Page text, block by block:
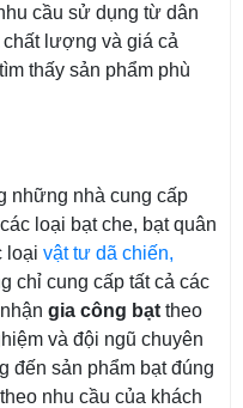
cầu sử dụng từ dân
lượng và giá cả
thấy sản phẩm phù
những nhà cung cấp
loại bạt che, bạt quân
loại vật tư dã chiến,
chỉ cung cấp tất cả các
gia công bạt theo
và đội ngũ chuyên
đến sản phẩm bạt đúng
nhu cầu của khách